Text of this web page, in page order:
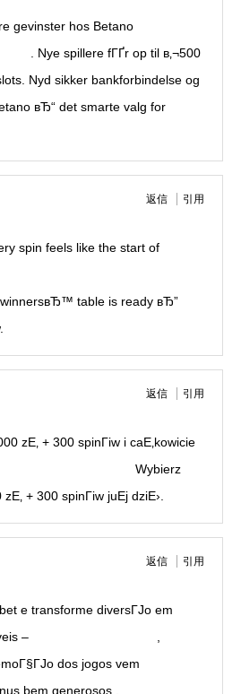
gevinster hos Betano
. Nye spillere fГҐr op til в‚¬500
Nyd sikker bankforbindelse og
вЂ“ det smarte valg for
返信 引用
spin feels like the start of
table is ready вЂ”
返信 引用
zЕ‚ + 300 spinГіw i caЕ‚kowicie
Wybierz
+ 300 spinГіw juЕј dziЕ›.
返信 引用
e transforme diversГЈo em
–
dos jogos vem
bem generosos .